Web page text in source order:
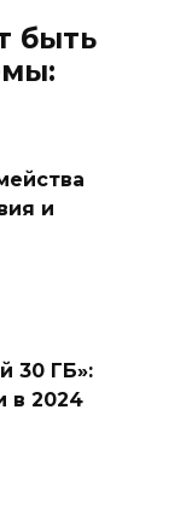
быть
и
30 ГБ»:
в 2024